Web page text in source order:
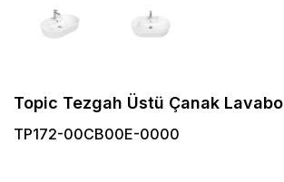
Topic Tezgah Üstü Çanak Lavabo
TP172-00CB00E-0000